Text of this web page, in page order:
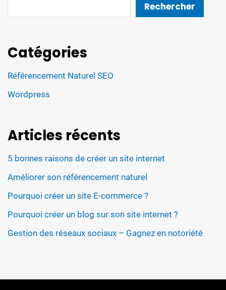
Rechercher
Catégories
Référencement Naturel SEO
Wordpress
Articles récents
5 bonnes raisons de créer un site internet
Améliorer son référencement naturel
Pourquoi créer un site E-commerce ?
Pourquoi créer un blog sur son site internet ?
Gestion des réseaux sociaux – Gagnez en notoriété